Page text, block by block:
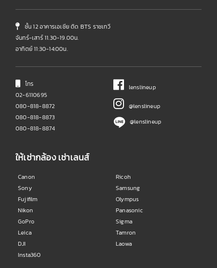
ชั้น 12 อาคารเอเชีย ติด BTS ราชเทวี
จันทร์-เสาร์ 11.30-19.00น.
อาทิตย์ 11:30-14:00น.
โทร
02-6110695
080-818-8872
080-818-8873
080-818-8874
lenslineup
@lenslineup
@lenslineup
ให้เช่ากล้อง เช่าเลนส์
Canon
Sony
Fujifilm
Nikon
GoPro
Leica
DJI
Insta360
Ricoh
Samsung
Olympus
Panasonic
Sigma
Tamron
Laowa